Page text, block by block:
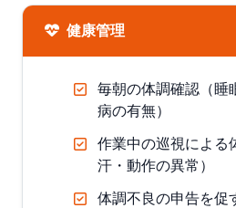
健康管理
毎朝の体調確認（睡
病の有無）
作業中の巡視による
汗・動作の異常）
体調不良の申告を促